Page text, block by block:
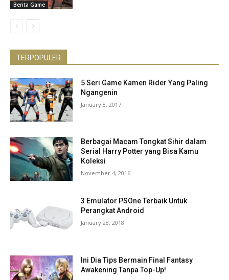
Berita Game
TERPOPULER
5 Seri Game Kamen Rider Yang Paling
Ngangenin
January 8, 2017
Berbagai Macam Tongkat Sihir dalam
Serial Harry Potter yang Bisa Kamu
Koleksi
November 4, 2016
3 Emulator PSOne Terbaik Untuk
Perangkat Android
January 28, 2018
Ini Dia Tips Bermain Final Fantasy
Awakening Tanpa Top-Up!